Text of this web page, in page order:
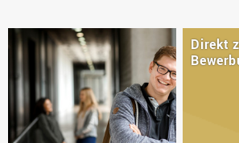
Direkt